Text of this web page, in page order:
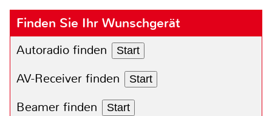
Finden Sie Ihr Wunschgerät
Autoradio finden Start
AV-Receiver finden Start
Beamer finden Start